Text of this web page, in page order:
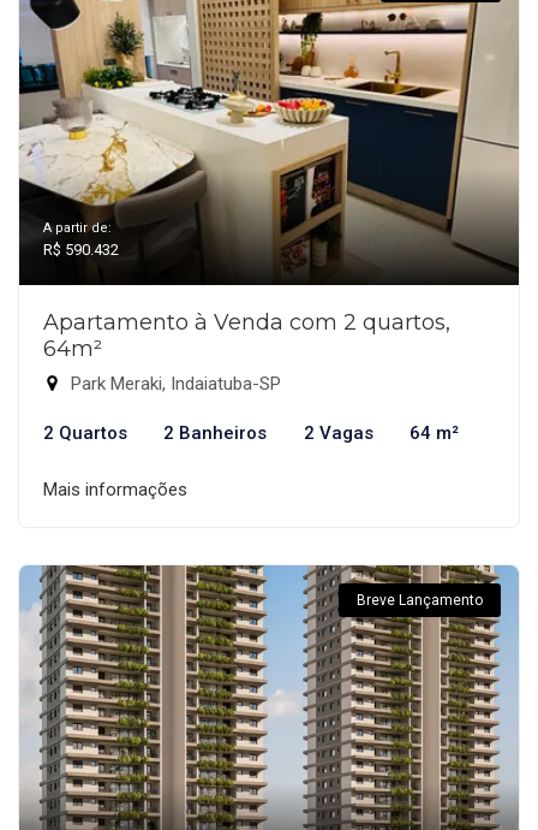
A partir de:
R$ 590.432
Apartamento à Venda com 2 quartos,
64m²
Park Meraki, Indaiatuba-SP
2 Quartos 2 Banheiros 2 Vagas 64 m²
Mais informações
Breve Lançamento